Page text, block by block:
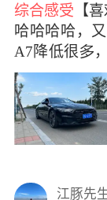
综合感受 【
哈哈哈哈，
A7降低很
一&#x
江豚先